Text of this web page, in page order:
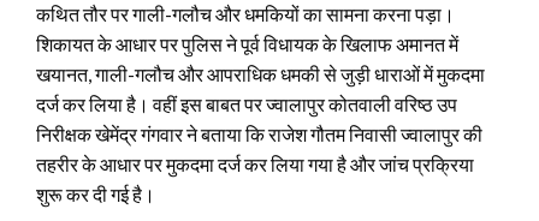
कथित तौर पर गाली-गलौच और धमकियों का सामना करना पड़ा।
शिकायत के आधार पर पुलिस ने पूर्व विधायक के खिलाफ अमानत में
खयानत, गाली-गलौच और आपराधिक धमकी से जुड़ी धाराओं में मुकदमा
दर्ज कर लिया है। वहीं इस बाबत पर ज्वालापुर कोतवाली वरिष्ठ उप
निरीक्षक खेमेंद्र गंगवार ने बताया कि राजेश गौतम निवासी ज्वालापुर की
तहरीर के आधार पर मुकदमा दर्ज कर लिया गया है और जांच प्रक्रिया
शुरू कर दी गई है।